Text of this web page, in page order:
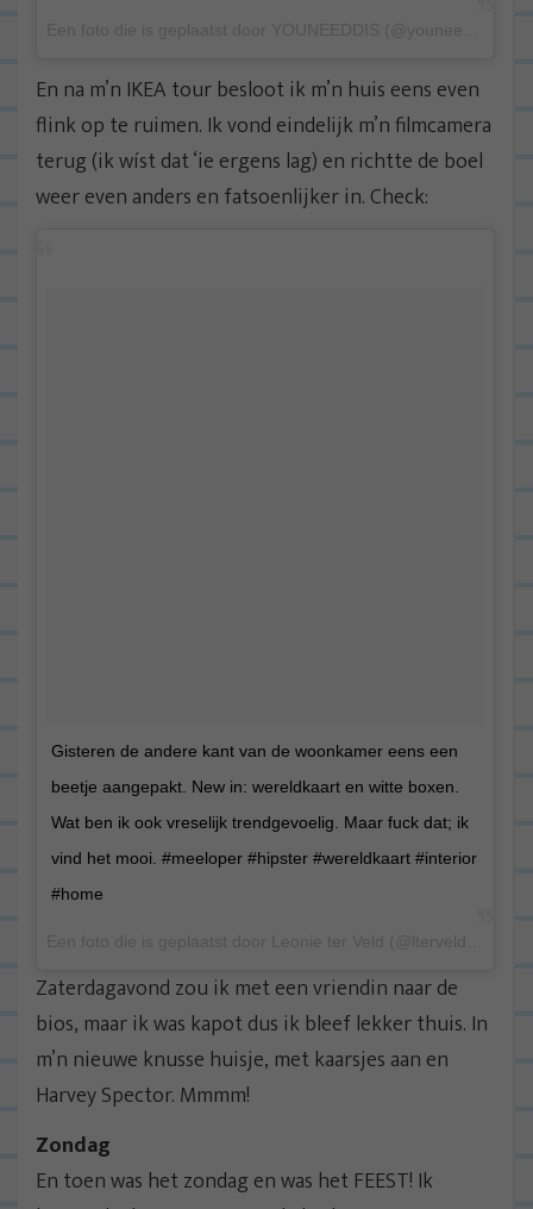
En na m’n IKEA tour besloot ik m’n huis eens even
flink op te ruimen. Ik vond eindelijk m’n filmcamera
terug (ik wíst dat ‘ie ergens lag) en richtte de boel
weer even anders en fatsoenlijker in. Check:
Gisteren de andere kant van de woonkamer eens een
beetje aangepakt. New in: wereldkaart en witte boxen.
Wat ben ik ook vreselijk trendgevoelig. Maar fuck dat; ik
vind het mooi. #meeloper #hipster #wereldkaart #interior
#home
Zaterdagavond zou ik met een vriendin naar de
bios, maar ik was kapot dus ik bleef lekker thuis. In
m’n nieuwe knusse huisje, met kaarsjes aan en
Harvey Spector. Mmmm!
Zondag
En toen was het zondag en was het FEEST! Ik